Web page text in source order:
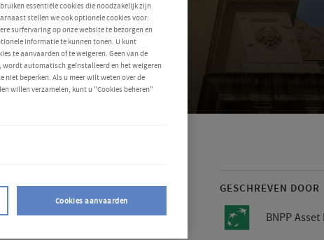
GESCHREVEN DOOR
BNPP
dit jaar verlaagd, door
essentiële cookies die noodzakelijk zijn
stellen we ook optionele cookies voor:
surfervaring op onze website te bezorgen en
informatie te kunnen tonen. U kunt
te aanvaarden of te weigeren. Geen van de
automatisch geïnstalleerd en het weigeren
niet beperken. Als u meer wilt weten over de
willen verzamelen, kunt u "Cookies beheren"
Cookies aanvaarden